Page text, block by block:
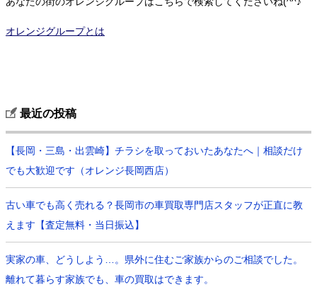
オレンジグループとは
最近の投稿
【長岡・三島・出雲崎】チラシを取っておいたあなたへ｜相談だけ
でも大歓迎です（オレンジ長岡西店）
古い車でも高く売れる？長岡市の車買取専門店スタッフが正直に教
えます【査定無料・当日振込】
実家の車、どうしよう…。県外に住むご家族からのご相談でした。
離れて暮らす家族でも、車の買取はできます。